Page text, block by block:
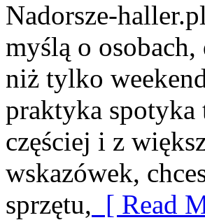
Nadorsze-
myślą o
niż tylko
praktyka spotyka
częściej i z
wskazówek,
sprzętu, [ Read